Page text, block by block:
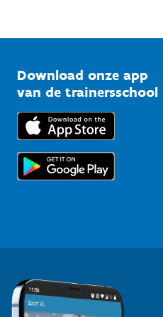
Bedrijven
Trainers en begeleiders
Topsporters
Vlaamse Trainersschool
Kennisplatform
Downloads
Voor de pers
Download onze app
van de trainersschool